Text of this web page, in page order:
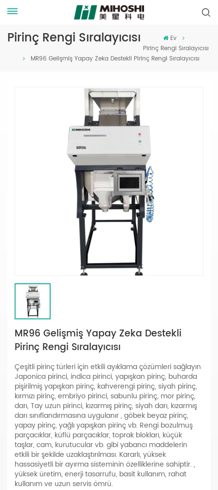
Pirinç Rengi Sıralayıcısı
Ev
Pirinç Rengi Sıralayıcısı
MR96 Gelişmiş Yapay Zeka Destekli Pirinç Rengi Sıralayıcısı
MR96 Gelişmiş Yapay Zeka Destekli
Pirinç Rengi Sıralayıcısı
Çeşitli pirinç türleri için etkili ayıklama çözümleri sağlayın
Japonica pirinci, indica pirinci, yapışkan pirinç, buharda
pişirilmiş yapışkan pirinç, kahverengi pirinç, siyah pirinç,
kırmızı pirinç, embriyo pirinci, sabunlu pirinç, mor pirinç,
darı, Tay uzun pirinci, kızarmış pirinç, siyah darı, kızarmış
darı sınıflandırmasına uygulanır , göbek beyaz pirinç,
yapay pirinç, yağlı yapışkan pirinç vb. Rengi bozulmuş
parçacıklar, küflü parçacıklar, toprak blokları, küçük
taşlar, cam, kurutucular vb. gibi yabancı maddelerin
etkili bir şekilde uzaklaştırılması. Kararlı, yüksek
hassasiyetli bir ayırma sisteminin özelliklerine sahiptir. ,
yüksek üretim, enerji tasarrufu, basit kullanım, rahat
kullanım ve uzun servis ömrü.